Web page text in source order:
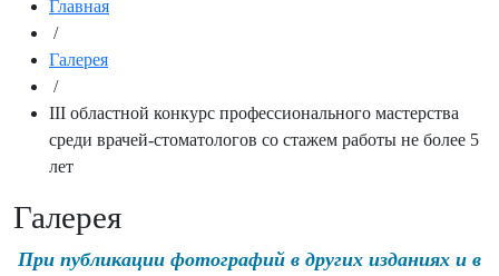
Главная
/
Галерея
/
III областной конкурс профессионального мастерства
среди врачей-стоматологов со стажем работы не более 5
лет
Галерея
При публикации фотографий в других изданиях и в